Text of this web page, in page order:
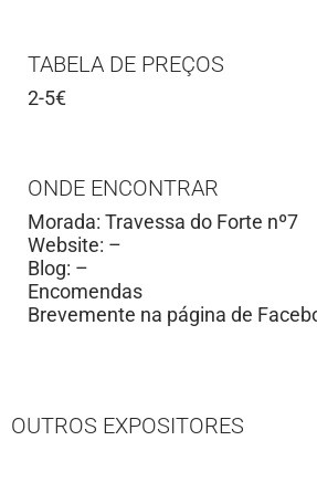
TABELA DE PREÇOS
2-5€
ONDE ENCONTRAR
Morada: Travessa do Forte nº7
Website: –
Blog: –
Encomendas
Brevemente na página de
OUTROS EXPOSITORES